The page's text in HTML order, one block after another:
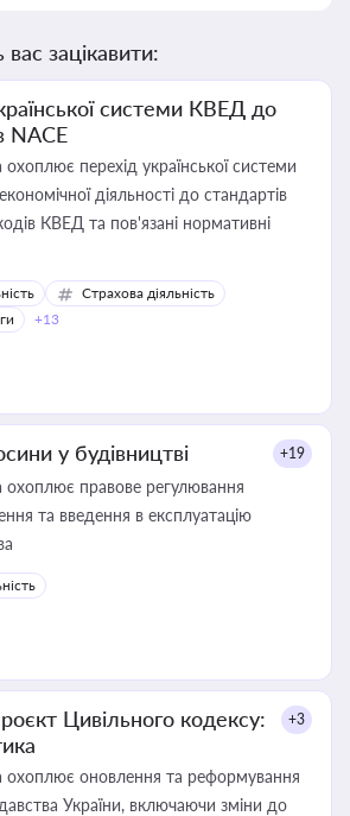
зацікавити:
системи КВЕД до
NACE
охоплює перехід української системи
діяльності до стандартів
КВЕД та пов'язані нормативні
Страхова діяльність
+13
у будівництві +19
охоплює правове регулювання
та введення в експлуатацію
Цивільного кодексу:
+3
охоплює оновлення та реформування
України, включаючи зміни до